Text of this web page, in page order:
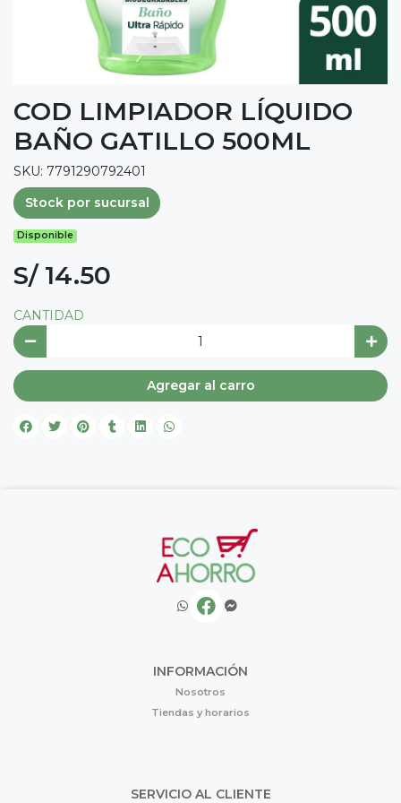
COD LIMPIADOR LÍQUIDO
BAÑO GATILLO 500ML
SKU: 7791290792401
Stock por sucursal
Disponible
S/ 14.50
CANTIDAD
Agregar al carro
INFORMACIÓN
Nosotros
Tiendas y horarios
SERVICIO AL CLIENTE